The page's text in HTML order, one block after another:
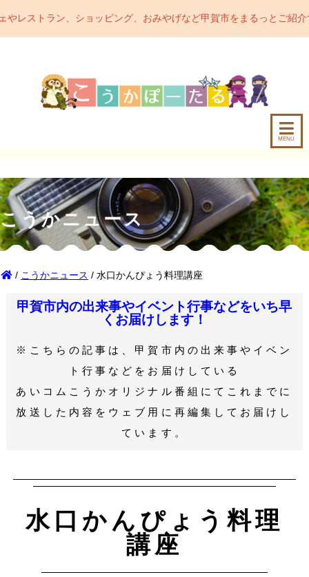
トラン、ショッピング、おみやげなど甲賀市をまるっとご紹介す
MENU
こうかニュース
/ こうかニュース / 水口かんぴょう料理講座
甲賀市内の出来事やイベント行事などをいち早
くお届けします！
※こちらの記事は、甲賀市内の出来事やイベン
ト行事などをお届けしている
あいコムこうかオリジナル番組にてこれまでに
放送した内容をウェブ用に再編集してお届けし
ています。
水口かんぴょう料理
講座